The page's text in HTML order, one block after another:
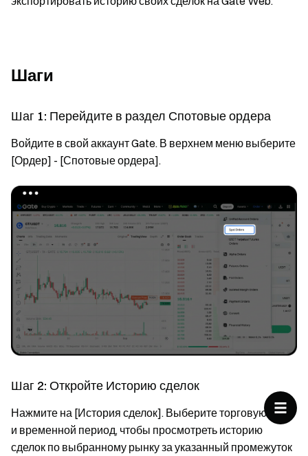
Шаги
Шаг 1: Перейдите в раздел Спотовые ордера
Войдите в свой аккаунт Gate. В верхнем меню выберите
[Ордер] - [Спотовые ордера].
Шаг 2: Откройте Историю сделок
Нажмите на [История сделок]. Выберите торговую пару
и временной период, чтобы просмотреть историю
сделок по выбранному рынку за указанный промежуток